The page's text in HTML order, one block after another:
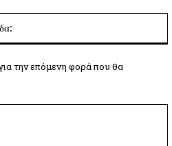
την επόμενη φορά που θα